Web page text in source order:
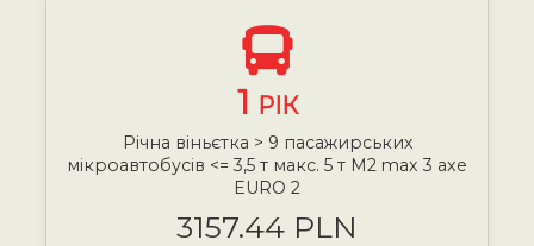
1 РІК
Річна віньєтка > 9 пасажирських
мікроавтобусів <= 3,5 т макс. 5 т М2 max 3 axe
EURO 2
3157.44 PLN